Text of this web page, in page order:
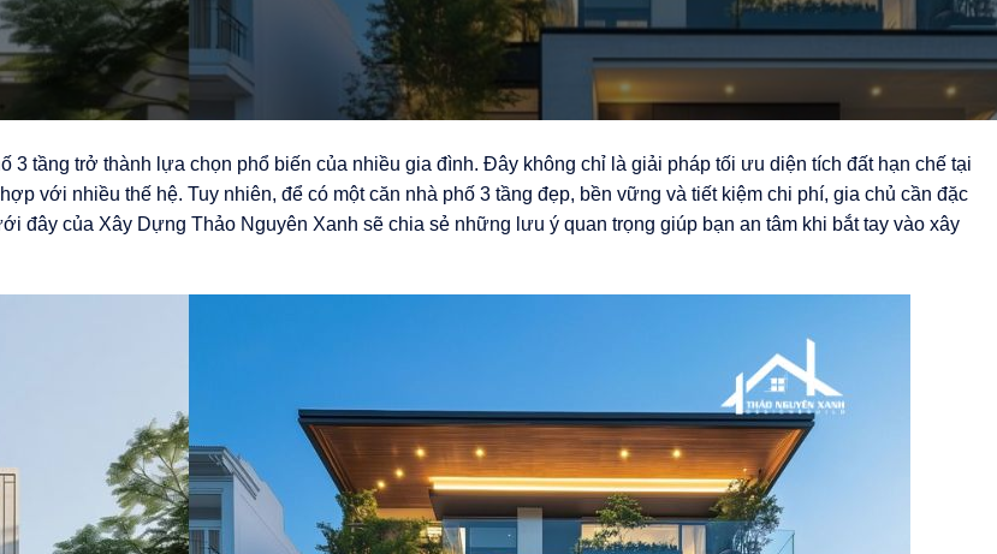
3 tầng trở thành lựa chọn phổ biến của nhiều gia đình. Đây không chỉ là giải pháp tối ưu diện tích đất hạn chế tại
với nhiều thế hệ. Tuy nhiên, để có một căn nhà phố 3 tầng đẹp, bền vững và tiết kiệm chi phí, gia chủ cần đặc
đây của Xây Dựng Thảo Nguyên Xanh sẽ chia sẻ những lưu ý quan trọng giúp bạn an tâm khi bắt tay vào xây